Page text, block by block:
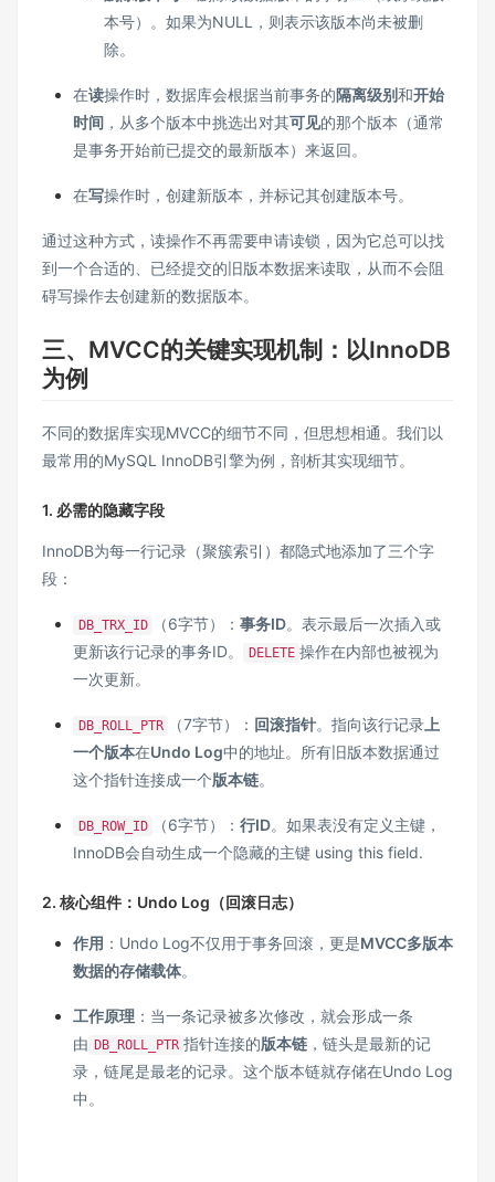
本号）。如果为NULL，则表示该版本尚未被删
除。
在读操作时，数据库会根据当前事务的隔离级别和开始
时间 ，从多个版本中挑选出对其可见的那个版本（通常
是事务开始前已提交的最新版本）来返回。
在写操作时，创建新版本，并标记其创建版本号。
通过这种方式，读操作不再需要申请读锁，因为它总可以找
到一个合适的、已经提交的旧版本数据来读取，从而不会阻
碍写操作去创建新的数据版本。
三、MVCC的关键实现机制：以InnoDB
为例
不同的数据库实现MVCC的细节不同，但思想相通。我们以
最常用的MySQL InnoDB引擎为例，剖析其实现细节。
1. 必需的隐藏字段
InnoDB为每一行记录（聚簇索引）都隐式地添加了三个字
段：
DB_TRX_ID （6字节）：事务ID。表示最后一次插入或
更新该行记录的事务ID。
DELETE 操作在内部也被视为
一次更新。
DB_ROLL_PTR （7字节）： 回滚指针。指向该行记录 上
一个版本在Undo Log中的地址。所有旧版本数据通过
这个指针连接成一个版本链。
DB_ROW_ID （6字节）：行ID。如果表没有定义主键，
InnoDB会自动生成一个隐藏的主键 using this field.
2. 核心组件：Undo Log（回滚日志）
作用 ：Undo Log不仅用于事务回滚，更是MVCC多版本
数据的存储载体。
工作原理 ：当一条记录被多次修改，就会形成一条
由 DB_ROLL_PTR 指针连接的版本链 ，链头是最新的记
录，链尾是最老的记录。这个版本链就存储在Undo Log
中。